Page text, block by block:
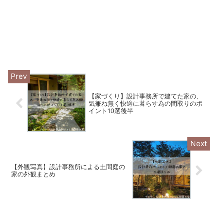
【家づくり】設計事務所で建てた家の、
気兼ね無く快適に暮らす為の間取りのポ
イント10選後半
【外観写真】設計事務所による土間庭の
家の外観まとめ